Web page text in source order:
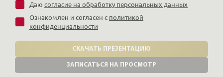
Даю согласие на обработку персональных данных
Ознакомлен и согласен с политикой
конфиденциальности
СКАЧАТЬ ПРЕЗЕНТАЦИЮ
ЗАПИСАТЬСЯ НА ПРОСМОТР